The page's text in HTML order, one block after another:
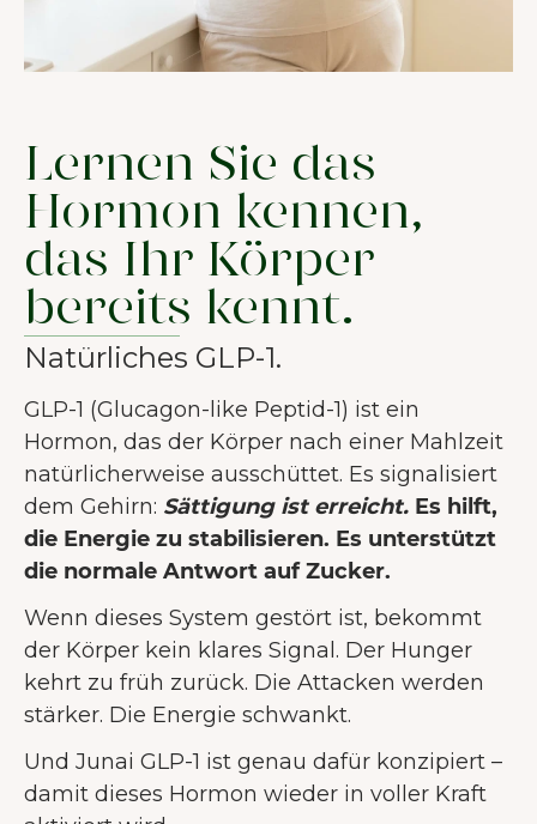
Lernen Sie das
Hormon kennen,
das Ihr Körper
bereits kennt.
Natürliches GLP-1.
GLP-1 (Glucagon-like Peptid-1) ist ein
Hormon, das der Körper nach einer Mahlzeit
natürlicherweise ausschüttet. Es signalisiert
dem Gehirn: Sättigung ist erreicht. Es hilft,
die Energie zu stabilisieren. Es unterstützt
die normale Antwort auf Zucker.
Wenn dieses System gestört ist, bekommt
der Körper kein klares Signal. Der Hunger
kehrt zu früh zurück. Die Attacken werden
stärker. Die Energie schwankt.
Und Junai GLP-1 ist genau dafür konzipiert –
damit dieses Hormon wieder in voller Kraft